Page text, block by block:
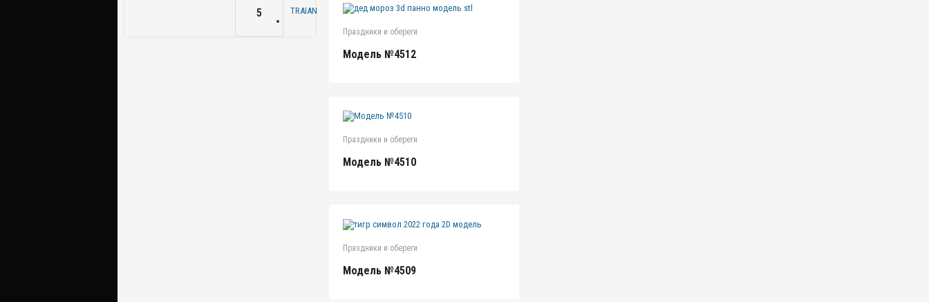
5
TRAIAN
Праздники и обереги
Модель №4512
Праздники и обереги
Модель №4510
Праздники и обереги
Модель №4509